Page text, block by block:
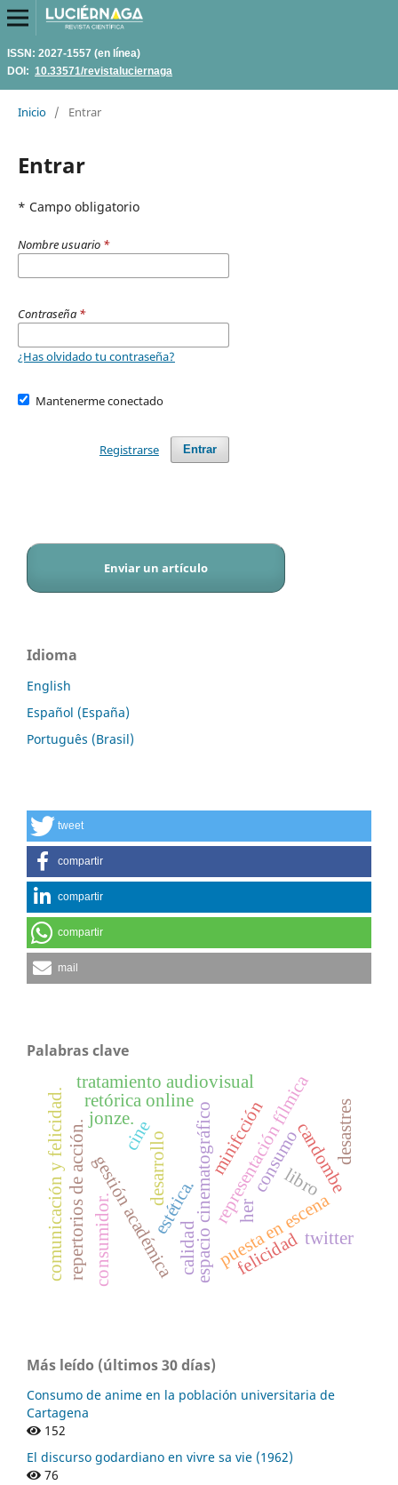
ISSN: 2027-1557 (en línea)
DOI: 10.33571/revistaluciernaga
Inicio / Entrar
Entrar
* Campo obligatorio
Nombre usuario *
Contraseña *
¿Has olvidado tu contraseña?
Mantenerme conectado
Entrar
Registrarse
Enviar un artículo
Idioma
English
Español (España)
Português (Brasil)
tweet
compartir
compartir
compartir
mail
Palabras clave
cine
gestión académicaespacio cinematográficorepresentación fílmica
estética.
tratamiento audiovisual
calidad puesta en escena
minifcción
desarrollo candombe
consumidor.
comunicación y felicidad. felicidad
repertorios de acción. her
retórica online
consumo
jonze.
twitter
desastres
libro
Más leído (últimos 30 días)
Consumo de anime en la población universitaria de
Cartagena
152
El discurso godardiano en vivre sa vie (1962)
76